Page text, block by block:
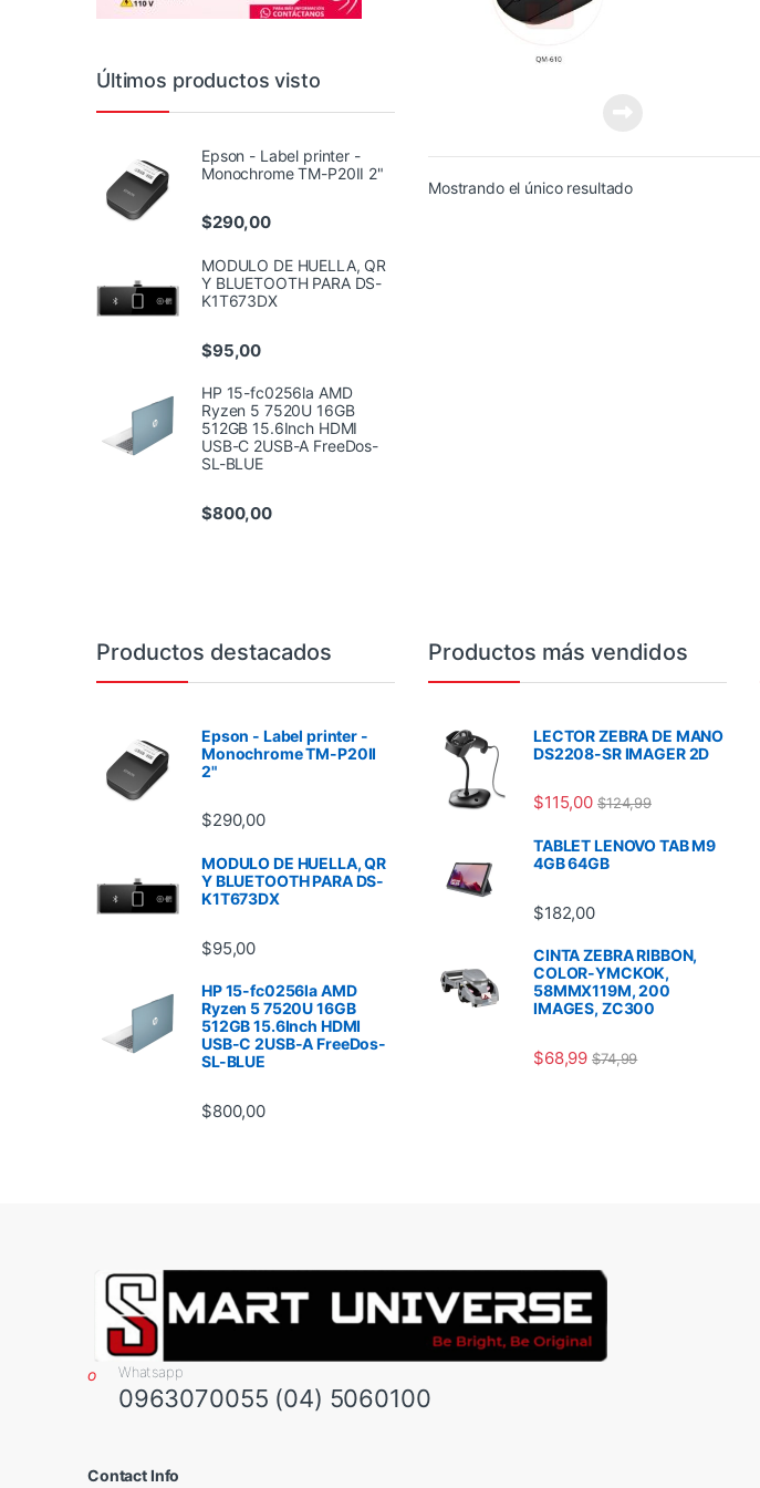
Mostrando el único resultado
Últimos productos visto
Epson - Label printer -
Monochrome TM-P20II 2"
$290,00
MODULO DE HUELLA, QR
Y BLUETOOTH PARA DS-
K1T673DX
$95,00
HP 15-fc0256la AMD
Ryzen 5 7520U 16GB
512GB 15.6Inch HDMI
USB-C 2USB-A FreeDos-
SL-BLUE
$800,00
Brands Carousel
Productos destacados
Epson - Label printer -
Monochrome TM-P20II
2"
$290,00
MODULO DE HUELLA, QR
Y BLUETOOTH PARA DS-
K1T673DX
$95,00
HP 15-fc0256la AMD
Ryzen 5 7520U 16GB
512GB 15.6Inch HDMI
USB-C 2USB-A FreeDos-
SL-BLUE
$800,00
Productos más vendidos
LECTOR ZEBRA DE MANO
DS2208-SR IMAGER 2D
$115,00 $124,99
TABLET LENOVO TAB M9
4GB 64GB
$182,00
CINTA ZEBRA RIBBON,
COLOR-YMCKOK,
58MMX119M, 200
IMAGES, ZC300
$68,99 $74,99
Whatsapp
0963070055 (04) 5060100
Contact Info